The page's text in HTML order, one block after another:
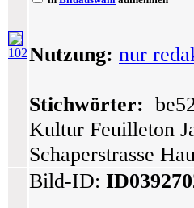
102Nutzung: nur
Stichwörter:
Kultur Feuilleton
Schaperstrasse
Bild-ID: